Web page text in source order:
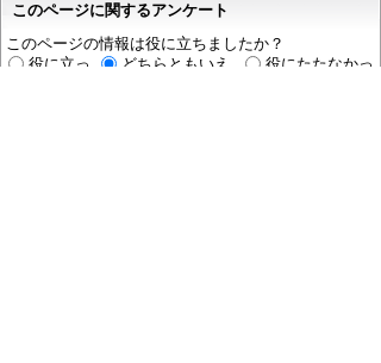
このページに関するアンケート
このページの情報は役に立ちましたか？
役に立っ
どちらともいえ
役にたたなかっ